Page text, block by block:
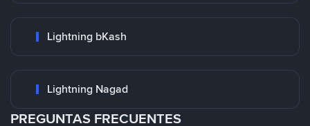
Lightning bKash
Lightning Nagad
PREGUNTAS FRECUENTES